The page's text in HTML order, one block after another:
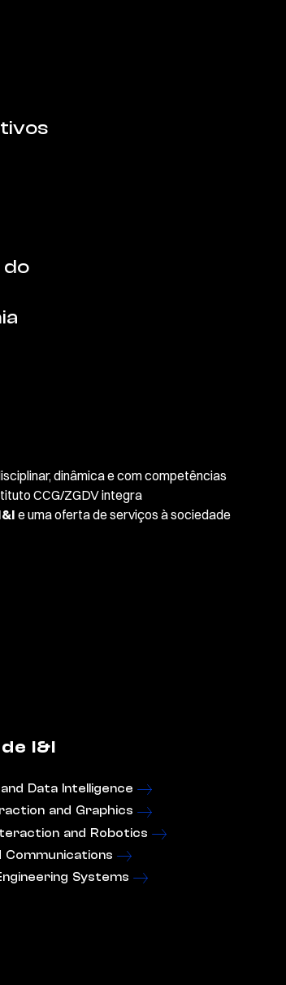
do
dinâmica e com competências
CCG/ZGDV integra
e uma oferta de serviços à sociedade
I&I
Data Intelligence
and Graphics
and Robotics
Communications
Systems